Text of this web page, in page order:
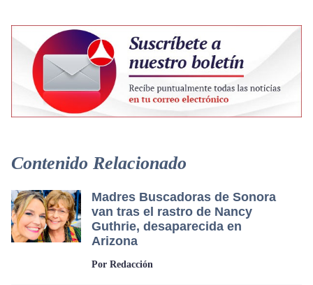
Contenido Relacionado
Madres Buscadoras de Sonora
van tras el rastro de Nancy
Guthrie, desaparecida en
Arizona
Por Redacción